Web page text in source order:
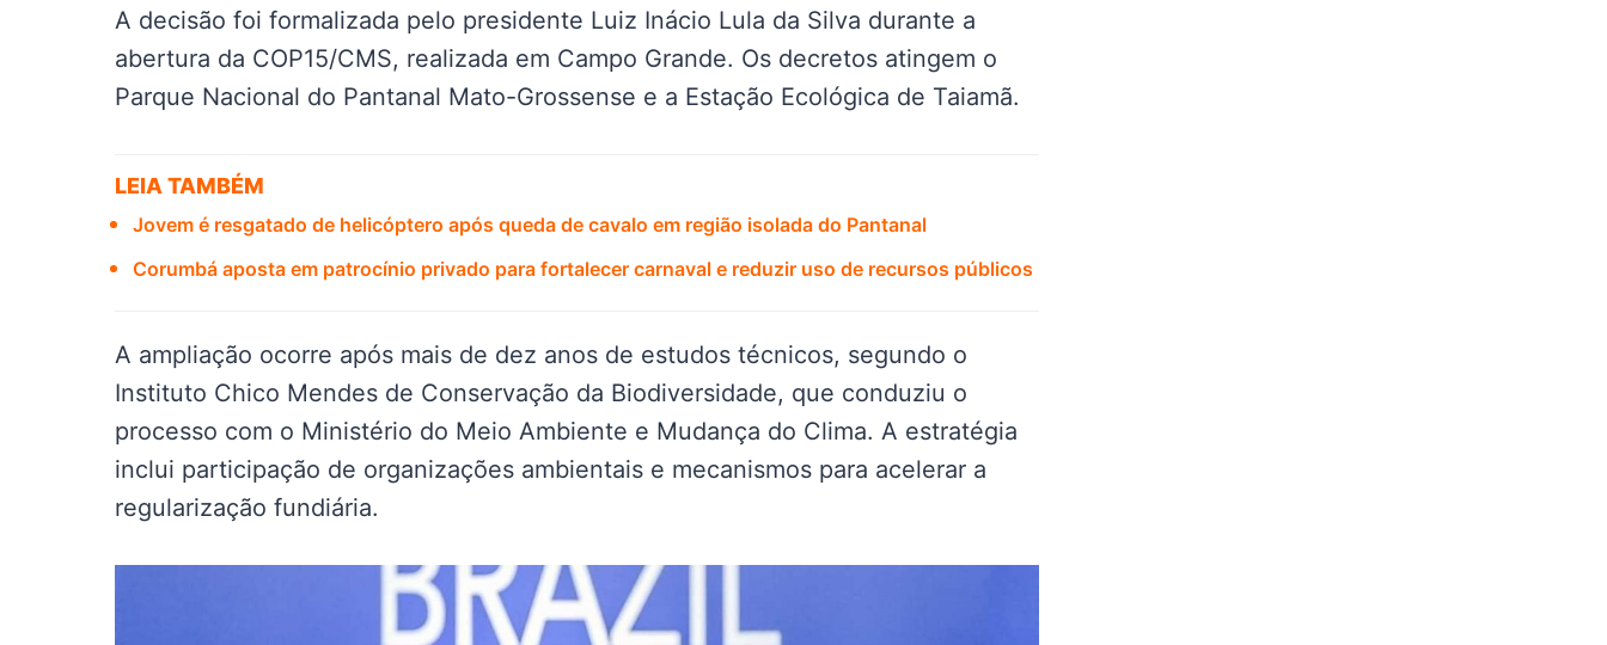
A decisão foi formalizada pelo presidente Luiz Inácio Lula da Silva durante a
abertura da COP15/CMS, realizada em Campo Grande. Os decretos atingem o
Parque Nacional do Pantanal Mato-Grossense e a Estação Ecológica de Taiamã.
LEIA TAMBÉM
Jovem é resgatado de helicóptero após queda de cavalo em região isolada do Pantanal
Corumbá aposta em patrocínio privado para fortalecer carnaval e reduzir uso de recursos públicos
A ampliação ocorre após mais de dez anos de estudos técnicos, segundo o
Instituto Chico Mendes de Conservação da Biodiversidade, que conduziu o
processo com o Ministério do Meio Ambiente e Mudança do Clima. A estratégia
inclui participação de organizações ambientais e mecanismos para acelerar a
regularização fundiária.